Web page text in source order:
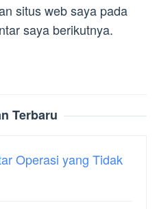
situs web saya pada
saya berikutnya.
Terbaru
Operasi yang Tidak